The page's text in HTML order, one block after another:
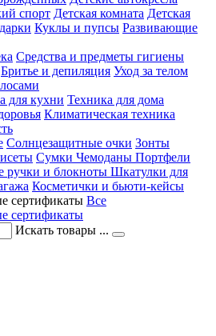
спорт Детская комната Детская
Куклы и пупсы Развивающие
Средства и предметы гигиены
Бритье и депиляция Уход за телом
для кухни Техника для дома
Климатическая техника
Солнцезащитные очки Зонты
Сумки Чемоданы Портфели
ручки и блокноты Шкатулки для
Косметички и бьюти-кейсы
сертификаты Все
сертификаты
Искать товары ...